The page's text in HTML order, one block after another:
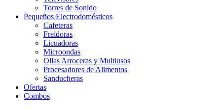
Torres de Sonido
Pequeños Electrodomésticos
Cafeteras
Freidoras
Licuadoras
Microondas
Ollas Arroceras y Multiusos
Procesadores de Alimentos
Sanducheras
Ofertas
Combos